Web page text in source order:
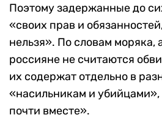
Поэтому задержанные до
«своих прав и
нельзя». По словам моряка,
россияне не считаются
их содержат отдельно в
«насильникам и
почти вместе».